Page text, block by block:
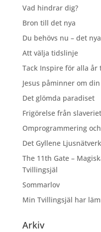
Vad hindrar dig?
Bron till det nya
Du behövs nu – det
Att välja tidslinje
Tack Inspire för alla år
Jesus påminner om
Det glömda paradiset
Frigörelse från slaveriet
Omprogrammering
Det Gyllene
The 11th Gate –
Tvillingsjäl
Sommarlov
Min Tvillingsjäl har
Arkiv